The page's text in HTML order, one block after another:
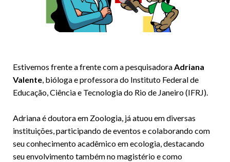
Estivemos frente a frente com a pesquisadoraAdriana
Valente, bióloga e professora do Instituto Federal de
Educação, Ciência e Tecnologia do Rio de Janeiro (IFRJ).
Adriana é doutora em Zoologia, já atuou em diversas
instituições, participando de eventos e colaborando com
seu conhecimento acadêmico em ecologia, destacando
seu envolvimento também no magistério e como